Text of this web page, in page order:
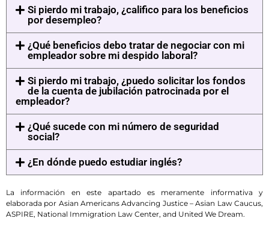
Si pierdo mi trabajo, ¿califico para los beneficios
por desempleo?
¿Qué beneficios debo tratar de negociar con mi
empleador sobre mi despido laboral?
Si pierdo mi trabajo, ¿puedo solicitar los fondos
de la cuenta de jubilación patrocinada por el
empleador?
¿Qué sucede con mi número de seguridad
social?
¿En dónde puedo estudiar inglés?
La información en este apartado es meramente informativa y
elaborada por Asian Americans Advancing Justice – Asian Law Caucus,
ASPIRE, National Immigration Law Center, and United We Dream.